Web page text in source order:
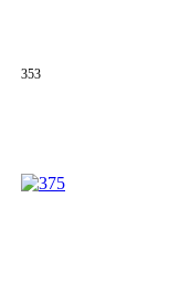
353